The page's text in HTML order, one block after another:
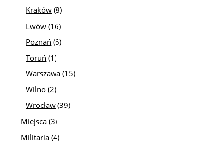
Kraków (8)
Lwów (16)
Poznań (6)
Toruń (1)
Warszawa (15)
Wilno (2)
Wrocław (39)
Miejsca (3)
Militaria (4)